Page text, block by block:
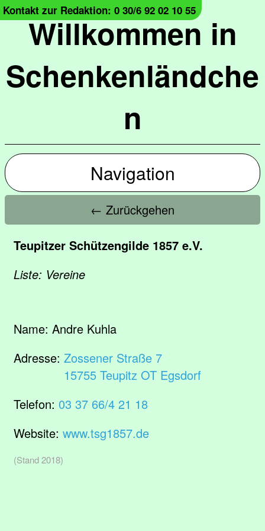
Willkommen in
Schenkenländche
n
Kontakt zur Redaktion: 0 30/6 92 02 10 55
Navigation
← Zurückgehen
Teupitzer Schützengilde 1857 e.V.
Liste: Vereine
Name: Andre Kuhla
Adresse: Zossener Straße 7
15755 Teupitz OT Egsdorf
Telefon: 03 37 66/4 21 18
Website: www.tsg1857.de
(Stand 2018)